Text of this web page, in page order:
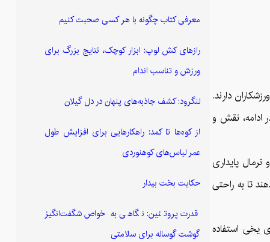
دارند.
ادامه، نقش و
پایداری
تا به راحتی
یخی استفاده
معرفی کتاب چگونه با هر کسی صحبت کنیم
رازهای کش لوپ: ابزار کوچک، نتایج بزرگ برای
ورزش و تناسب اندام
لنگرود: کشف جاذبه‌های پنهان در دل گیلان
از کوه‌ها تا کمد: راهکارهایی برای افزایش طول
عمر لباس‌های کوهنوردی
حکایت بخت بیدار
قدرت پروتئین: نگاهی به خواص شگفت‌انگیز
گوشت گوساله برای سلامتی